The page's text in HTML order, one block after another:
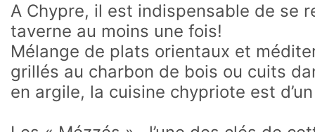
A Chypre, il est indispensable de se
taverne au moins une fois!
Mélange de plats orientaux et
grillés au charbon de bois ou cuits
en argile, la cuisine chypriote est